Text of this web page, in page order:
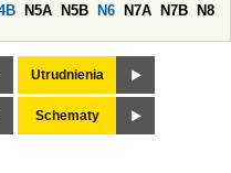
N5A N5B N6 N7A N7B
N8
Utrudnienia
Schematy